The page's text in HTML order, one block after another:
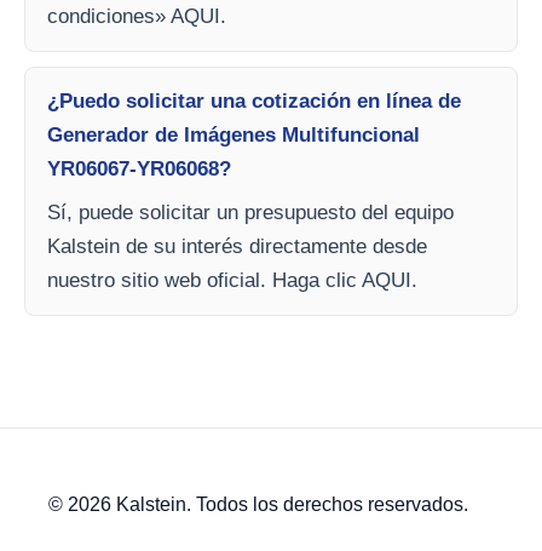
condiciones» AQUI.
¿Puedo solicitar una cotización en línea de
Generador de Imágenes Multifuncional
YR06067-YR06068?
Sí, puede solicitar un presupuesto del equipo
Kalstein de su interés directamente desde
nuestro sitio web oficial. Haga clic AQUI.
© 2026 Kalstein. Todos los derechos reservados.